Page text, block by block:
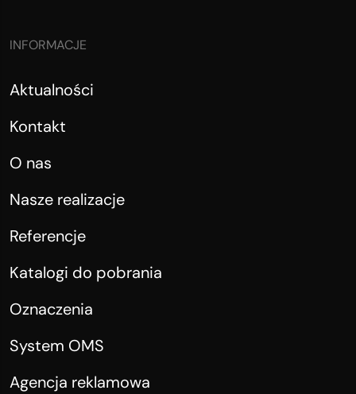
INFORMACJE
Aktualności
Kontakt
O nas
Nasze realizacje
Referencje
Katalogi do pobrania
Oznaczenia
System OMS
Agencja reklamowa